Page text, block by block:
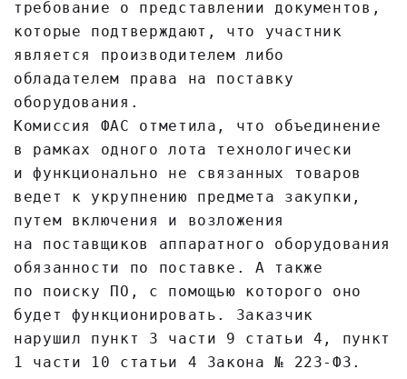
требование о представлении документов,
которые подтверждают, что участник
является производителем либо
обладателем права на поставку
оборудования.
Комиссия ФАС отметила, что объединение
в рамках одного лота технологически
и функционально не связанных товаров
ведет к укрупнению предмета закупки,
путем включения и возложения
на поставщиков аппаратного оборудования
обязанности по поставке. А также
по поиску ПО, с помощью которого оно
будет функционировать. Заказчик
нарушил пункт 3 части 9 статьи 4, пункт
1 части 10 статьи 4 Закона № 223-ФЗ.